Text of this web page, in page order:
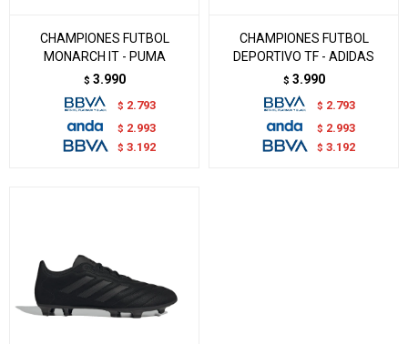
CHAMPIONES FUTBOL
MONARCH IT - PUMA
$ 3.990
$ 2.793
$ 2.993
$ 3.192
CHAMPIONES FUTBOL
DEPORTIVO TF - ADIDAS
$ 3.990
$ 2.793
$ 2.993
$ 3.192